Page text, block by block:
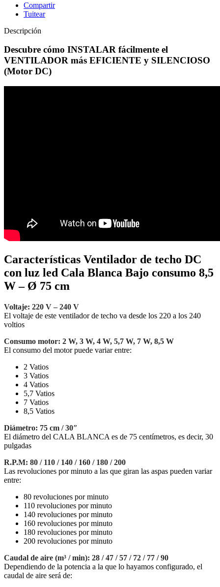
Compartir
Tuitear
Descripción
Descubre cómo INSTALAR fácilmente el
VENTILADOR más EFICIENTE y SILENCIOSO
(Motor DC)
Características Ventilador de techo DC
con luz led Cala Blanca Bajo consumo 8,5
W – Ø 75 cm
Voltaje: 220 V – 240 V
El voltaje de este ventilador de techo va desde los 220 a los 240
voltios
Consumo motor: 2 W, 3 W, 4 W, 5,7 W, 7 W, 8,5 W
El consumo del motor puede variar entre:
2 Vatios
3 Vatios
4 Vatios
5,7 Vatios
7 Vatios
8,5 Vatios
Diámetro: 75 cm / 30″
El diámetro del CALA BLANCA es de 75 centímetros, es decir, 30
pulgadas
R.P.M: 80 / 110 / 140 / 160 / 180 / 200
Las revoluciones por minuto a las que giran las aspas pueden variar
entre:
80 revoluciones por minuto
110 revoluciones por minuto
140 revoluciones por minuto
160 revoluciones por minuto
180 revoluciones por minuto
200 revoluciones por minuto
Caudal de aire (m³ / min): 28 / 47 / 57 / 72 / 77 / 90
Dependiendo de la potencia a la que lo hayamos configurado, el
caudal de aire será de: